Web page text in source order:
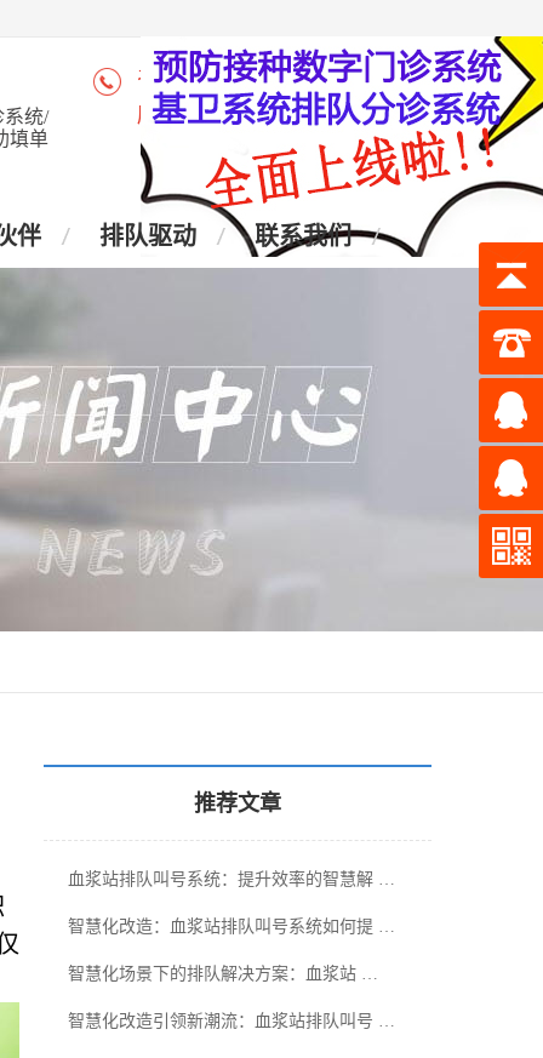
系统/
填单
咨询热线：4006-028-965
座 机：028-87438905
伴 排队驱动 联系我们
推荐文章
血浆站排队叫号系统：提升效率的智慧解 …
智慧化改造：血浆站排队叫号系统如何提 …
智慧化场景下的排队解决方案：血浆站 …
智慧化改造引领新潮流：血浆站排队叫号 …